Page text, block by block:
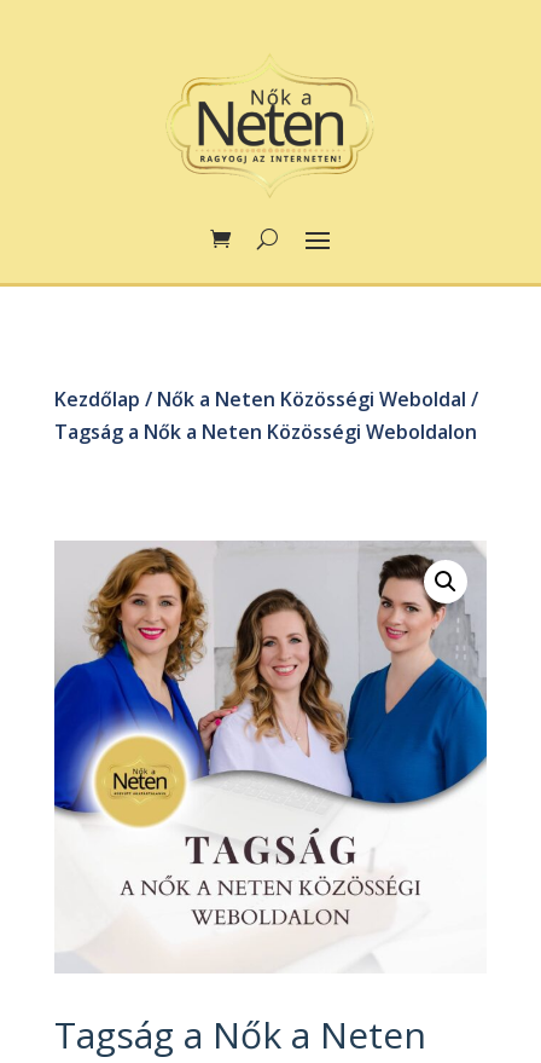
Kezdőlap / Nők a Neten Közösségi Weboldal /
Tagság a Nők a Neten Közösségi Weboldalon
Tagság a Nők a Neten